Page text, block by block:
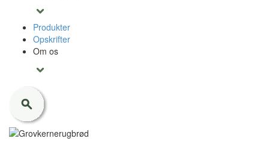
Produkter
Opskrifter
Om os